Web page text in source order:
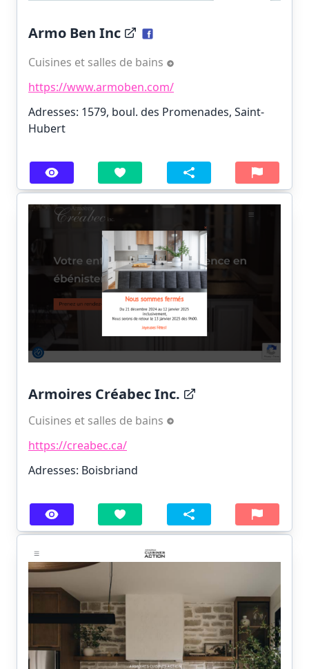
Armo Ben Inc
Cuisines et salles de bains
https://www.armoben.com/
Adresses: 1579, boul. des Promenades, Saint-
Hubert
Armoires Créabec Inc.
Cuisines et salles de bains
https://creabec.ca/
Adresses: Boisbriand